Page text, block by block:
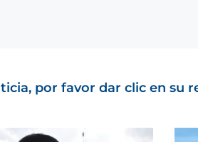
por favor dar clic en su